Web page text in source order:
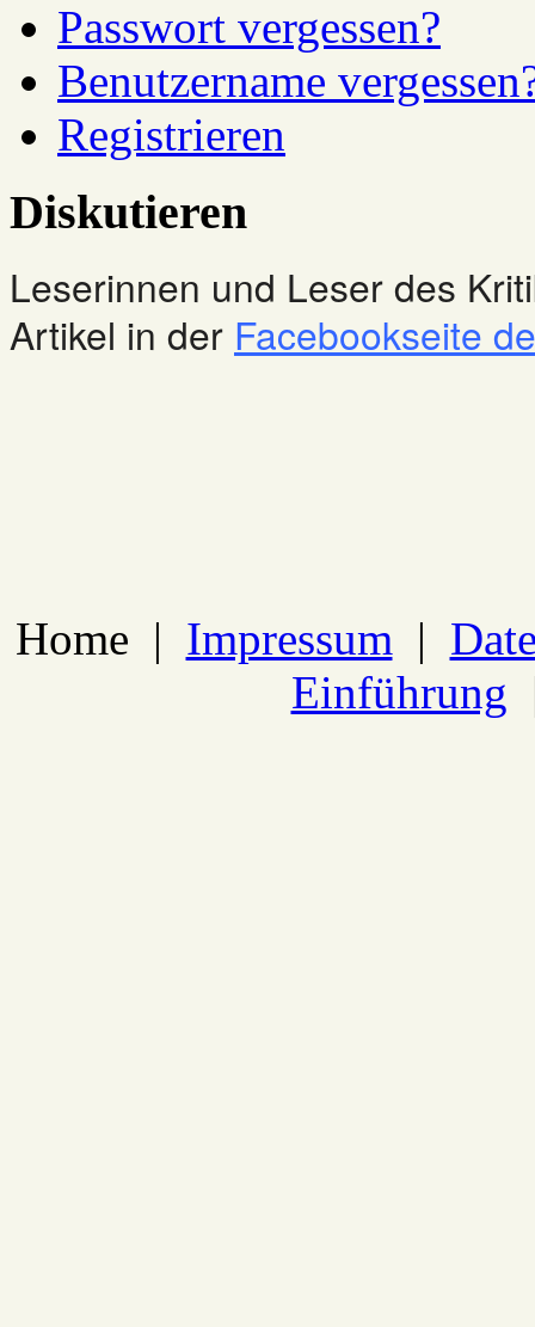
Passwort vergessen?
Benutzername
Registrieren
Diskutieren
Leserinnen und Leser des
Artikel in der Facebookseite
Home | Impressum |
Einführung